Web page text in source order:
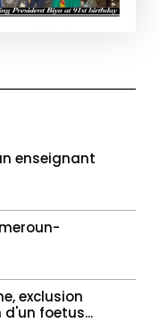
enseignant
exclusion
foetus...